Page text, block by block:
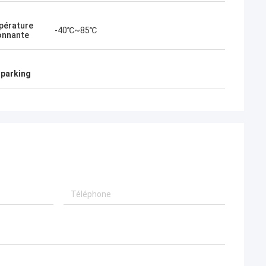
chinoises,
Bonjour, Charlene, nous avons reçu la
bien ! Maintenant, je veux faire un nouvel
-40℃~85℃